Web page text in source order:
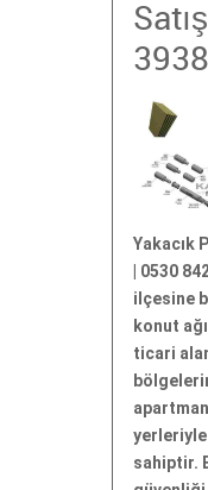
3938
Yakacık
| 0530
ilçesine
konut
ticari
yerleriyle
sahiptir.